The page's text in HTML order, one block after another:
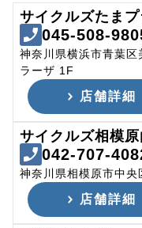
サイクルズたま
045-508-
神奈川県横浜市青葉
ラーザ 1F
店舗詳細
サイクルズ相模
042-707-
神奈川県相模原市中
店舗詳細